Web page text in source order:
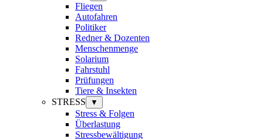
Fliegen
Autofahren
Politiker
Redner & Dozenten
Menschenmenge
Solarium
Fahrstuhl
Prüfungen
Tiere & Insekten
STRESS
▼
Stress & Folgen
Überlastung
Stressbewältigung